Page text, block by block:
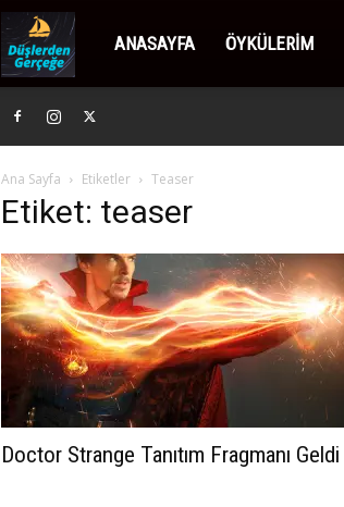
Düşlerden
ANASAYFA ÖYKÜLERIM
Ana Sayfa Etiketler Teaser
Etiket: teaser
Doctor Strange Tanıtım Fragmanı Geldi